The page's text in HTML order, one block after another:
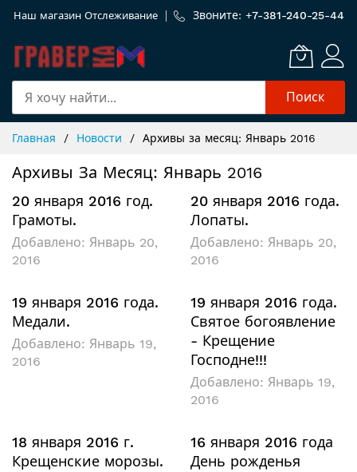
Наш магазин Отслеживание Звоните: +7-381-240-25-44
Поиск
Content
Главная Новости Архивы за месяц: Январь 2016
Архивы За Месяц: Январь 2016
20 января 2016 год.
Грамоты.
Добавлено: Январь 20,
2016
20 января 2016 года.
Лопаты.
Добавлено: Январь 20,
2016
19 января 2016 года.
Медали.
Добавлено: Январь 19,
2016
19 января 2016 года.
Святое богоявление
- Крещение
Господне!!!
Добавлено: Январь 19,
2016
18 января 2016 г.
Крещенские морозы.
16 января 2016 года
День рожденья